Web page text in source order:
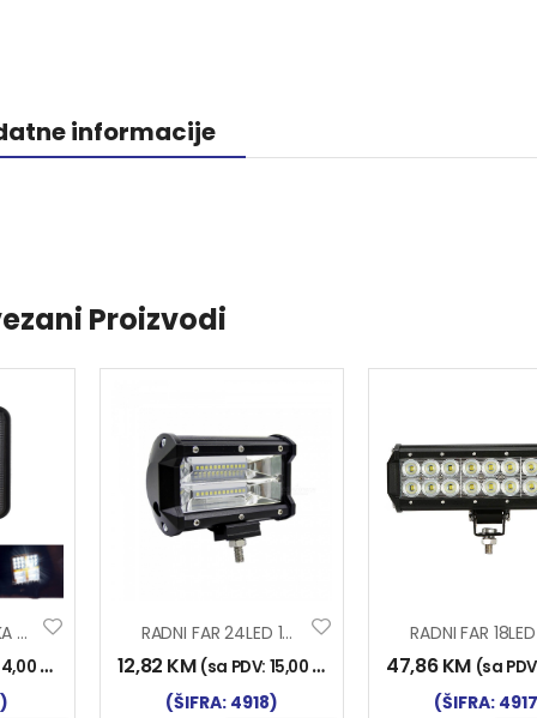
informacije
Proizvodi
RADNI FAR KOCKA 38LED 76W 2F ŽMIGAVAC-TREPTAČ
KM
RADNI FAR 24LED 10-30V 72W 13x8cm
12,82 KM (sa PDV: 15,00 KM
(ŠIFRA: 4918)
47,86KM (sa
(ŠIFRA: